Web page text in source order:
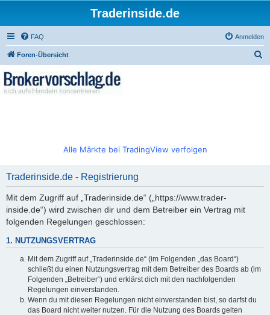
Traderinside.de
FAQ Anmelden
Foren-Übersicht
Alle Märkte bei TradingView verfolgen
Traderinside.de - Registrierung
Mit dem Zugriff auf „Traderinside.de“ („https://www.trader-
inside.de“) wird zwischen dir und dem Betreiber ein Vertrag mit
folgenden Regelungen geschlossen:
1. NUTZUNGSVERTRAG
Mit dem Zugriff auf „Traderinside.de“ (im Folgenden „das Board“)
schließt du einen Nutzungsvertrag mit dem Betreiber des Boards ab (im
Folgenden „Betreiber“) und erklärst dich mit den nachfolgenden
Regelungen einverstanden.
Wenn du mit diesen Regelungen nicht einverstanden bist, so darfst du
das Board nicht weiter nutzen. Für die Nutzung des Boards gelten